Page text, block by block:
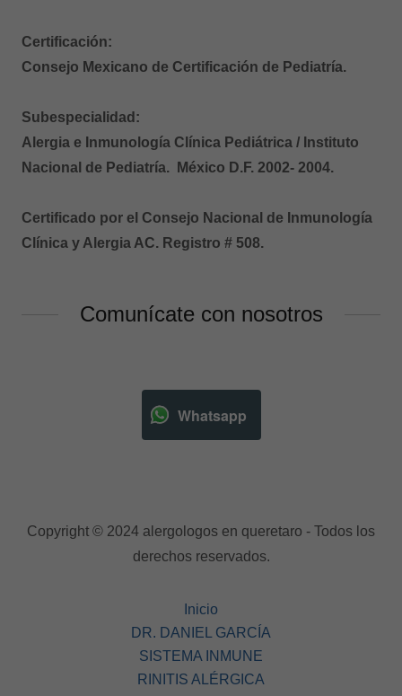
Certificación:
Consejo Mexicano de Certificación de Pediatría.
Subespecialidad:
Alergia e Inmunología Clínica Pediátrica / Instituto
Nacional de Pediatría. México D.F. 2002- 2004.
Certificado por el Consejo Nacional de Inmunología
Clínica y Alergia AC. Registro # 508.
Comunícate con nosotros
Whatsapp
Copyright © 2024 alergologos en queretaro - Todos los
derechos reservados.
Inicio
DR. DANIEL GARCÍA
SISTEMA INMUNE
RINITIS ALÉRGICA